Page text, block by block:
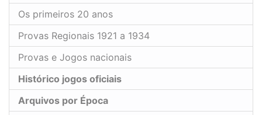
Os primeiros 20 anos
Provas Regionais 1921 a 1934
Provas e Jogos nacionais
Histórico jogos oficiais
Arquivos por Época